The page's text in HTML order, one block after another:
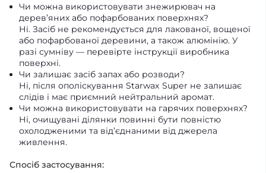
Чи можна використовувати знежирювач на
дерев’яних або пофарбованих поверхнях?
Ні. Засіб не рекомендується для лакованої, вощеної
або пофарбованої деревини, а також алюмінію. У
разі сумніву — перевірте інструкції виробника
поверхні.
Чи залишає засіб запах або розводи?
Ні, після ополіскування Starwax Super не залишає
слідів і має приємний нейтральний аромат.
Чи можна використовувати на гарячих поверхнях?
Ні, очищувані ділянки повинні бути повністю
охолодженими та від’єднаними від джерела
живлення.
Спосіб застосування: